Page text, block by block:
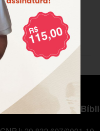
Centro de Estudos